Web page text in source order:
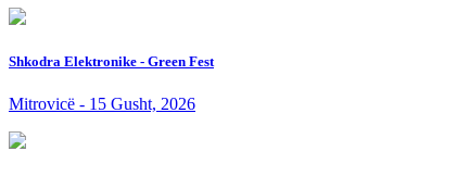
Shkodra Elektronike - Green Fest
Mitrovicë - 15 Gusht, 2026